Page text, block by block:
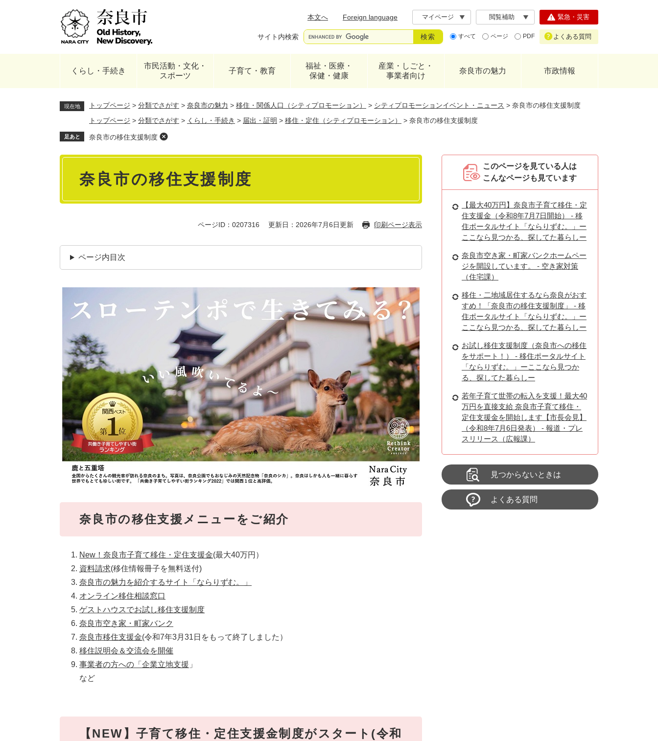
本文へ
Foreign language マイページ 閲覧補助
サイト内検索 すべて ページ PDF
緊急・災害
よくある質問
くらし・手続き
市民活動・文化・
スポーツ
子育て・教育
福祉・医療・
保健・健康
産業・しごと・
事業者向け
奈良市の魅力 市政情報
現在地 トップページ > 分類でさがす > 奈良市の魅力 > 移住・関係人口（シティプロモーション） > シティプロモーションイベント・ニュース > 奈良市の移住支援制度
トップページ > 分類でさがす > くらし・手続き > 届出・証明 > 移住・定住（シティプロモーション） > 奈良市の移住支援制度
足あと 奈良市の移住支援制度
本
奈良市の移住支援制度
ページID：0207316 更新日：2026年7月6日更新 印刷ページ表示
ページ内目次
奈良市の移住支援メニューをご紹介
New！奈良市子育て移住・定住支援金(最大40万円）
資料請求(移住情報冊子を無料送付)
奈良市の魅力を紹介するサイト「ならりずむ。」
オンライン移住相談窓口
ゲストハウスでお試し移住支援制度
奈良市空き家・町家バンク
​奈良市移住支援金(令和7年3月31日をもって終了しました）
移住説明会＆交流会を開催
事業者の方への「企業立地支援 」
など
【NEW】子育て移住・定住支援金制度がスタート(令和
このページを見ている人は
こんなページも見ています
【最大40万円】奈良市子育て移住・定
住支援金（令和8年7月7日開始） - 移
住ポータルサイト「ならりずむ。」ー
ここなら見つかる、探してた暮らしー
奈良市空き家・町家バンクホームペー
ジを開設しています。 - 空き家対策
（住宅課）
移住・二地域居住するなら奈良がおす
すめ！「奈良市の移住支援制度」 - 移
住ポータルサイト「ならりずむ。」ー
ここなら見つかる、探してた暮らしー
お試し移住支援制度（奈良市への移住
をサポート！） - 移住ポータルサイト
「ならりずむ。」ーここなら見つか
る、探してた暮らしー
若年子育て世帯の転入を支援！最大40
万円を直接支給 奈良市子育て移住・
定住支援金を開始します【市長会見】
（令和8年7月6日発表） - 報道・プレ
スリリース（広報課）
見つからないときは
よくある質問